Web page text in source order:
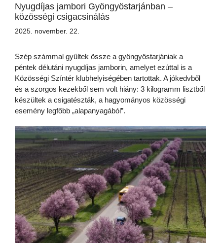
Nyugdíjas jambori Gyöngyöstarjánban –
közösségi csigacsinálás
2025. november. 22.
Szép számmal gyűltek össze a gyöngyöstarjániak a
péntek délutáni nyugdíjas jamborin, amelyet ezúttal is a
Közösségi Színtér klubhelyiségében tartottak. A jókedvből
és a szorgos kezekből sem volt hiány: 3 kilogramm lisztből
készültek a csigatészták, a hagyományos közösségi
esemény legfőbb „alapanyagából”.